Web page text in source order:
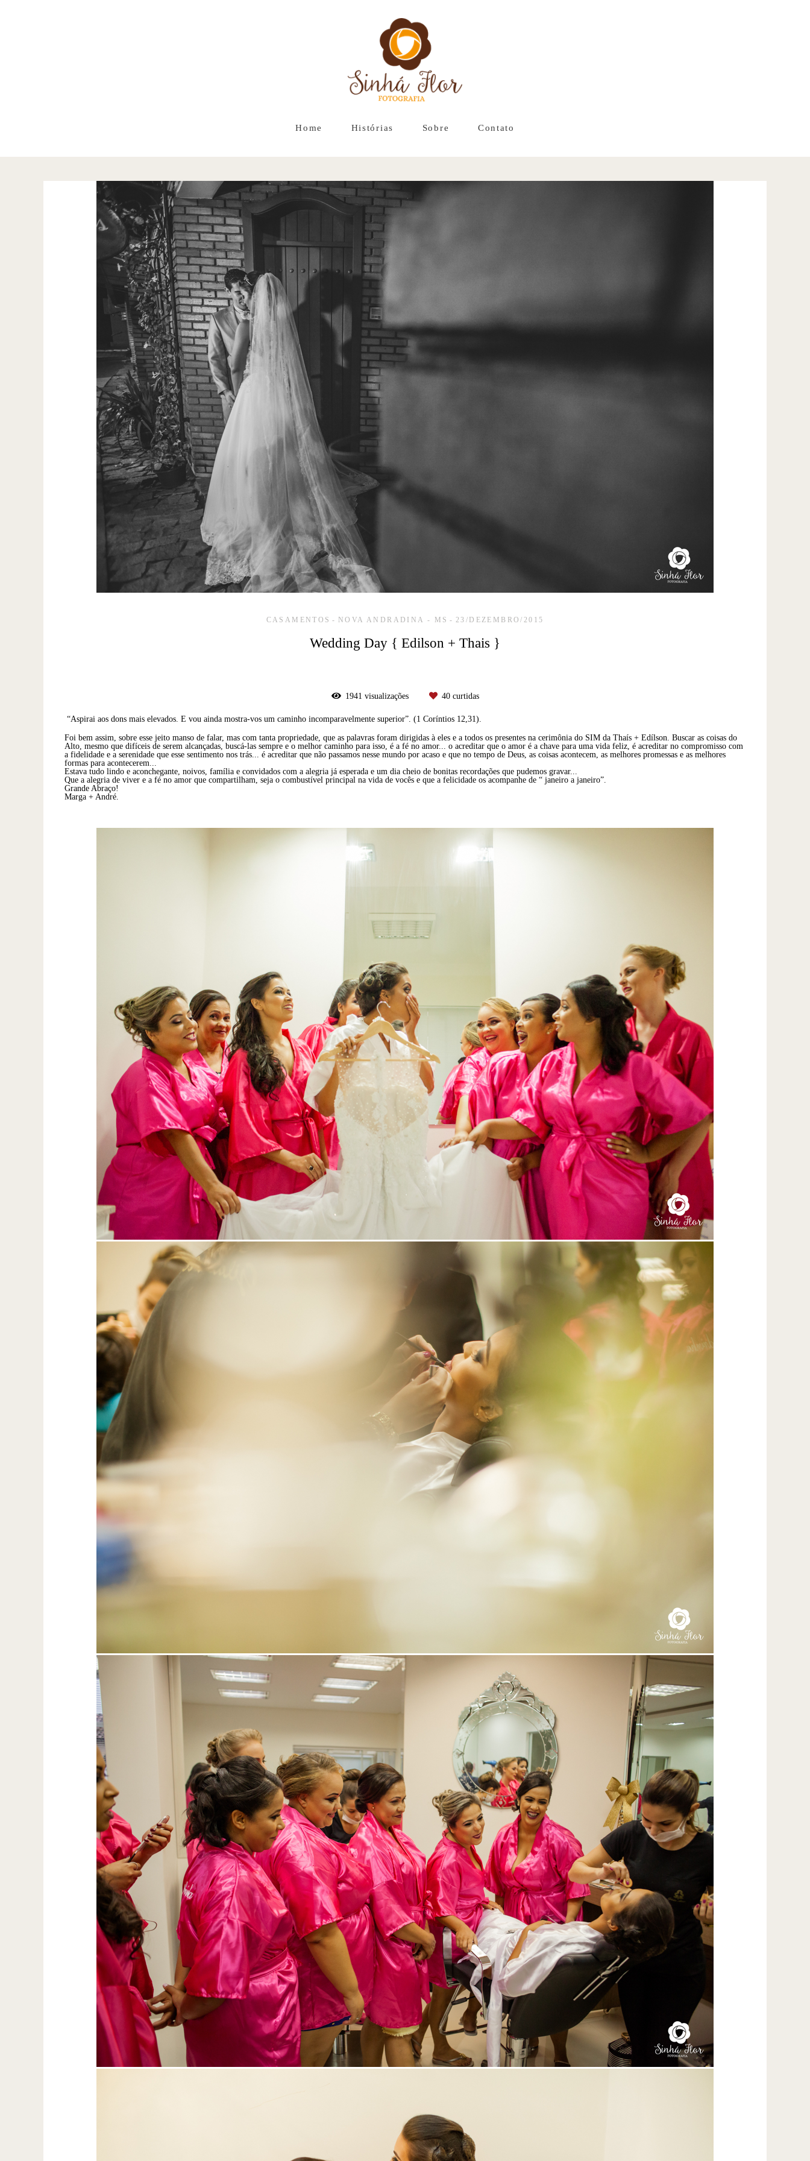
Home Histórias Sobre Contato
CASAMENTOS NOVA ANDRADINA - MS 23/DEZEMBRO/2015
Wedding Day { Edilson + Thais }
1941 visualizações 40curtidas
“Aspirai aos dons mais elevados. E vou ainda mostra-vos um caminho incomparavelmente superior”. (1 Coríntios 12,31).
Foi bem assim, sobre esse jeito manso de falar, mas com tanta propriedade, que as palavras foram dirigidas à eles e a todos os presentes na cerimônia do SIM da Thaís + Edílson. Buscar as coisas do
Alto, mesmo que difíceis de serem alcançadas, buscá-las sempre e o melhor caminho para isso, é a fé no amor... o acreditar que o amor é a chave para uma vida feliz, é acreditar no compromisso com
a fidelidade e a serenidade que esse sentimento nos trás... é acreditar que não passamos nesse mundo por acaso e que no tempo de Deus, as coisas acontecem, as melhores promessas e as melhores
formas para acontecerem...
Estava tudo lindo e aconchegante, noivos, família e convidados com a alegria já esperada e um dia cheio de bonitas recordações que pudemos gravar...
Que a alegria de viver e a fé no amor que compartilham, seja o combustível principal na vida de vocês e que a felicidade os acompanhe de “ janeiro a janeiro”.
Grande Abraço!
Marga + André.